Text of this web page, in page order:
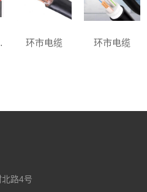
一 环市电缆 环市电缆
路4号